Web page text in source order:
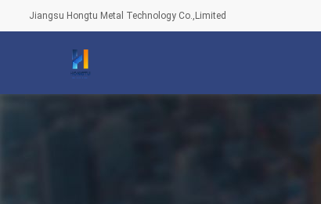
Jiangsu Hongtu Metal Technology Co.,Limited